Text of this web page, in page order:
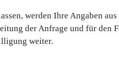
werden Ihre Angaben
der Anfrage und für den
weiter.